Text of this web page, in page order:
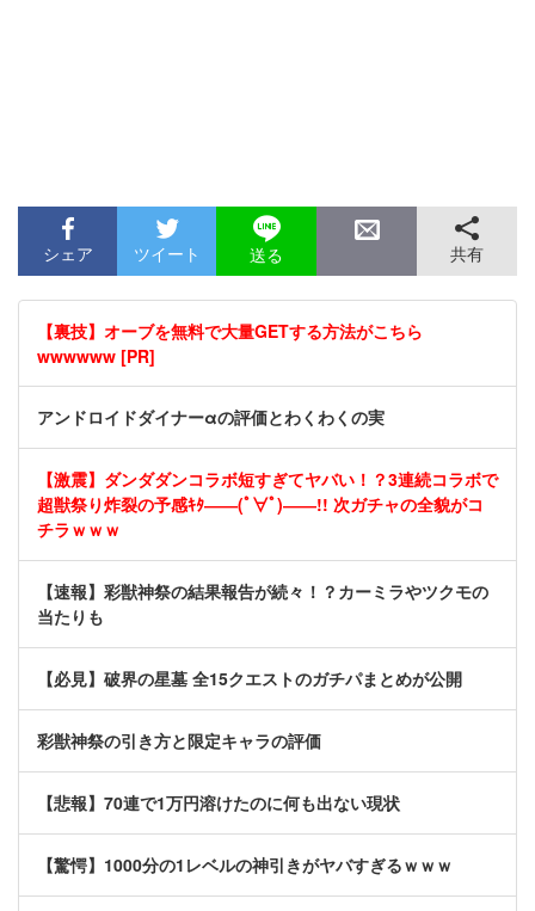
シェア ツイート 送る 共有
【裏技】オーブを無料で大量GETする方法がこちら
wwwwww [PR]
アンドロイドダイナーαの評価とわくわくの実
【激震】ダンダダンコラボ短すぎてヤバい！？3連続コラボで
超獣祭り炸裂の予感ｷﾀ――(ﾟ∀ﾟ)――!! 次ガチャの全貌がコ
チラｗｗｗ
【速報】彩獣神祭の結果報告が続々！？カーミラやツクモの
当たりも
【必見】破界の星墓 全15クエストのガチパまとめが公開
彩獣神祭の引き方と限定キャラの評価
【悲報】70連で1万円溶けたのに何も出ない現状
【驚愕】1000分の1レベルの神引きがヤバすぎるｗｗｗ